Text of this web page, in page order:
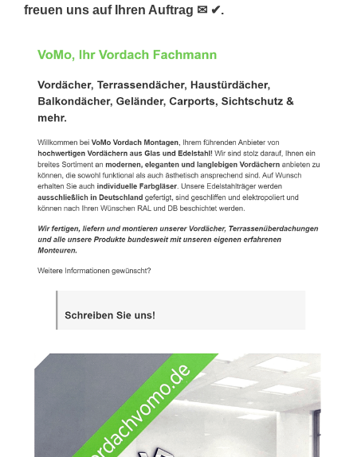
freuen uns auf Ihren Auftrag ✉ ✔.